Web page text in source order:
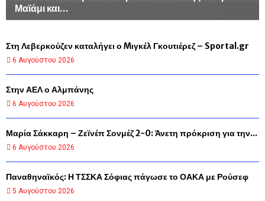
Μαϊάμι και...
Στη Λεβερκούζεν καταλήγει ο Mιγκέλ Γκουτιέρεζ – Sportal.gr
6 Αυγούστου 2026
Στην ΑΕΛ ο Αλμπάνης
6 Αυγούστου 2026
Μαρία Σάκκαρη – Ζεϊνέπ Σονμέζ 2-0: Άνετη πρόκριση για την...
6 Αυγούστου 2026
Παναθηναϊκός: Η ΤΣΣΚΑ Σόφιας πάγωσε το ΟΑΚΑ με Ρούσεφ
5 Αυγούστου 2026